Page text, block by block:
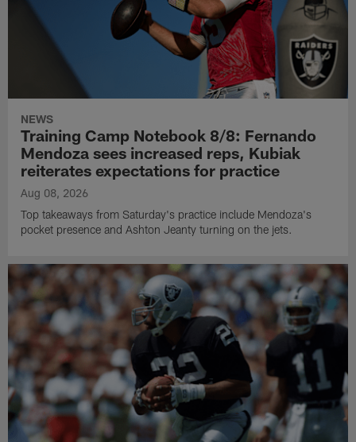
NEWS
Training Camp Notebook 8/8: Fernando
Mendoza sees increased reps, Kubiak
reiterates expectations for practice
Aug 08, 2026
Top takeaways from Saturday's practice include Mendoza's
pocket presence and Ashton Jeanty turning on the jets.